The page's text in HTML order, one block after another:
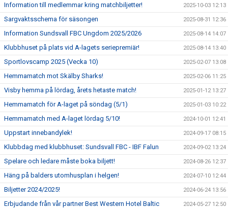
Information till medlemmar kring matchbiljetter! 2025-10-03 12:13
Sargvaktsschema för säsongen 2025-08-31 12:36
Information Sundsvall FBC Ungdom 2025/2026 2025-08-14 14:07
Klubbhuset på plats vid A-lagets seriepremiär! 2025-08-14 13:40
Sportlovscamp 2025 (Vecka 10) 2025-02-07 13:08
Hemmamatch mot Skälby Sharks! 2025-02-06 11:25
Visby hemma på lördag, årets hetaste match! 2025-01-12 13:27
Hemmamatch för A-laget på söndag (5/1) 2025-01-03 10:22
Hemmamatch med A-laget lördag 5/10! 2024-10-01 12:41
Uppstart innebandylek! 2024-09-17 08:15
Klubbdag med klubbhuset: Sundsvall FBC - IBF Falun 2024-09-02 13:24
Spelare och ledare måste boka biljett! 2024-08-26 12:37
Häng på balders utomhusplan i helgen! 2024-07-10 12:44
Biljetter 2024/2025! 2024-06-24 13:56
Erbjudande från vår partner Best Western Hotel Baltic 2024-05-27 12:50